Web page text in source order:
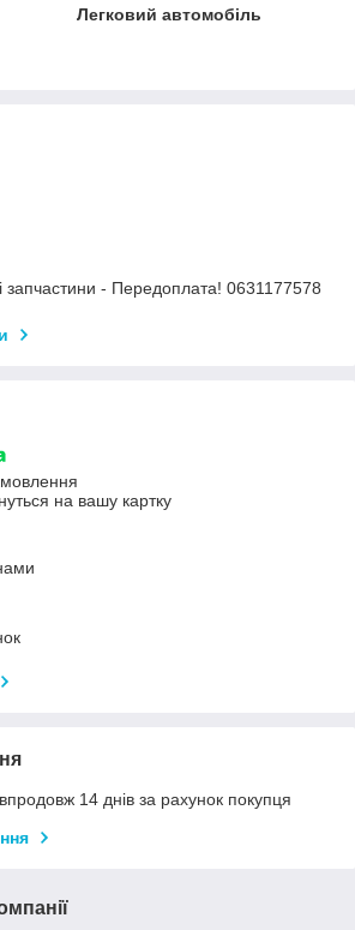
Легковий автомобіль
запчастини - Передоплата! 0631177578
на вашу картку
14 днів за рахунок покупця